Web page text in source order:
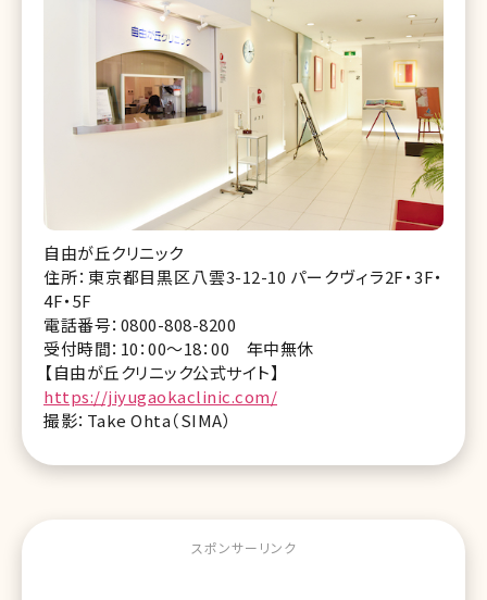
自由が丘クリニック
住所：東京都目黒区八雲3-12-10 パークヴィラ2F・3F・
4F・5F
電話番号：0800-808-8200
受付時間：10：00～18：00 年中無休
【自由が丘クリニック公式サイト】
https://jiyugaokaclinic.com/
撮影：Take Ohta（SIMA）
スポンサーリンク